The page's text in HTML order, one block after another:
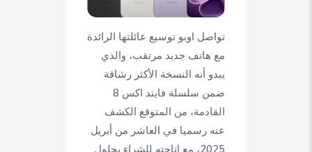
تواصل اوبو توسيع عائلتها الرائدة
مع هاتف جديد مرتقب، والذي
يبدو أنه النسخة الأكثر رشاقة
ضمن سلسلة فايند اكس 8
القادمة، من المتوقع الكشف
عنه رسميا في العاشر من أبريل